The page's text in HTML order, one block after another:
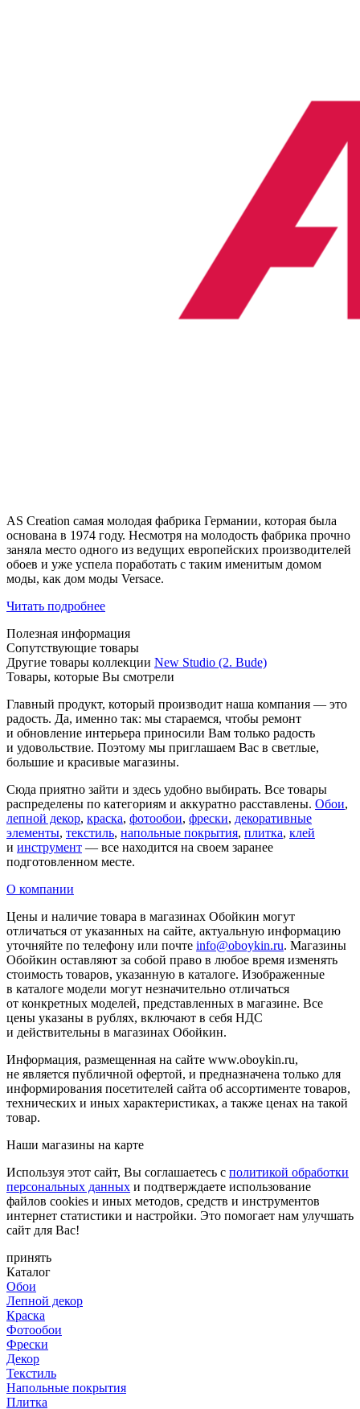
AS Creation самая молодая фабрика Германии, которая была
основана в 1974 году. Несмотря на молодость фабрика прочно
заняла место одного из ведущих европейских производителей
обоев и уже успела поработать с таким именитым домом
моды, как дом моды Versace.
Читать подробнее
Полезная информация
Сопутствующие товары
Другие товары коллекции New Studio (2. Bude)
Товары, которые Вы смотрели
Главный продукт, который производит наша компания — это
радость. Да, именно так: мы стараемся, чтобы ремонт
и обновление интерьера приносили Вам только радость
и удовольствие. Поэтому мы приглашаем Вас в светлые,
большие и красивые магазины.
Сюда приятно зайти и здесь удобно выбирать. Все товары
распределены по категориям и аккуратно расставлены. Обои,
лепной декор, краска, фотообои, фрески, декоративные
элементы, текстиль, напольные покрытия, плитка, клей
и инструмент — все находится на своем заранее
подготовленном месте.
О компании
Цены и наличие товара в магазинах Обойкин могут
отличаться от указанных на сайте, актуальную информацию
уточняйте по телефону или почте info@oboykin.ru. Магазины
Обойкин оставляют за собой право в любое время изменять
стоимость товаров, указанную в каталоге. Изображенные
в каталоге модели могут незначительно отличаться
от конкретных моделей, представленных в магазине. Все
цены указаны в рублях, включают в себя НДС
и действительны в магазинах Обойкин.
Информация, размещенная на сайте www.oboykin.ru,
не является публичной офертой, и предназначена только для
информирования посетителей сайта об ассортименте товаров,
технических и иных характеристиках, а также ценах на такой
товар.
Наши магазины на карте
Используя этот сайт, Вы соглашаетесь с политикой обработки
персональных данных и подтверждаете использование
файлов cookies и иных методов, средств и инструментов
интернет статистики и настройки. Это помогает нам улучшать
сайт для Вас!
принять
Каталог
Обои
Лепной декор
Краска
Фотообои
Фрески
Декор
Текстиль
Напольные покрытия
Плитка